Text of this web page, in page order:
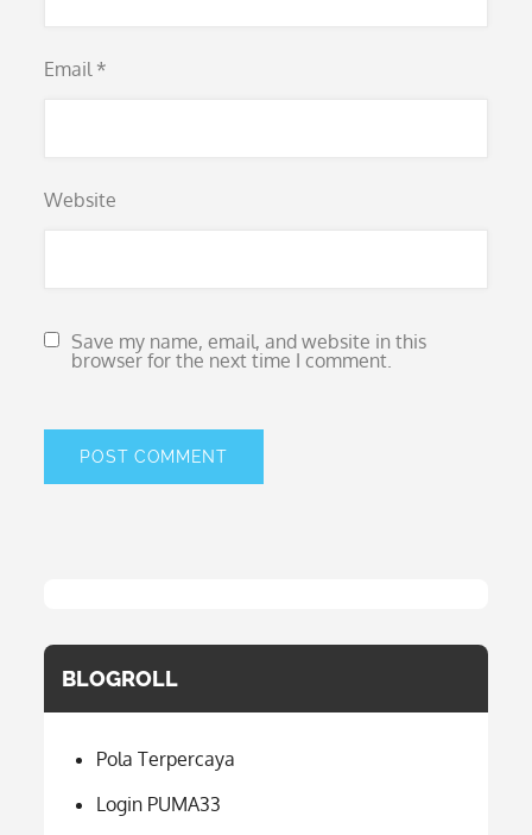
Email *
Website
Save my name, email, and website in this
browser for the next time I comment.
BLOGROLL
Pola Terpercaya
Login PUMA33